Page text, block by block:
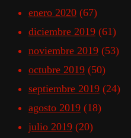
enero 2020 (67)
diciembre 2019 (61)
noviembre 2019 (53)
octubre 2019 (50)
septiembre 2019 (24)
agosto 2019 (18)
julio 2019 (20)